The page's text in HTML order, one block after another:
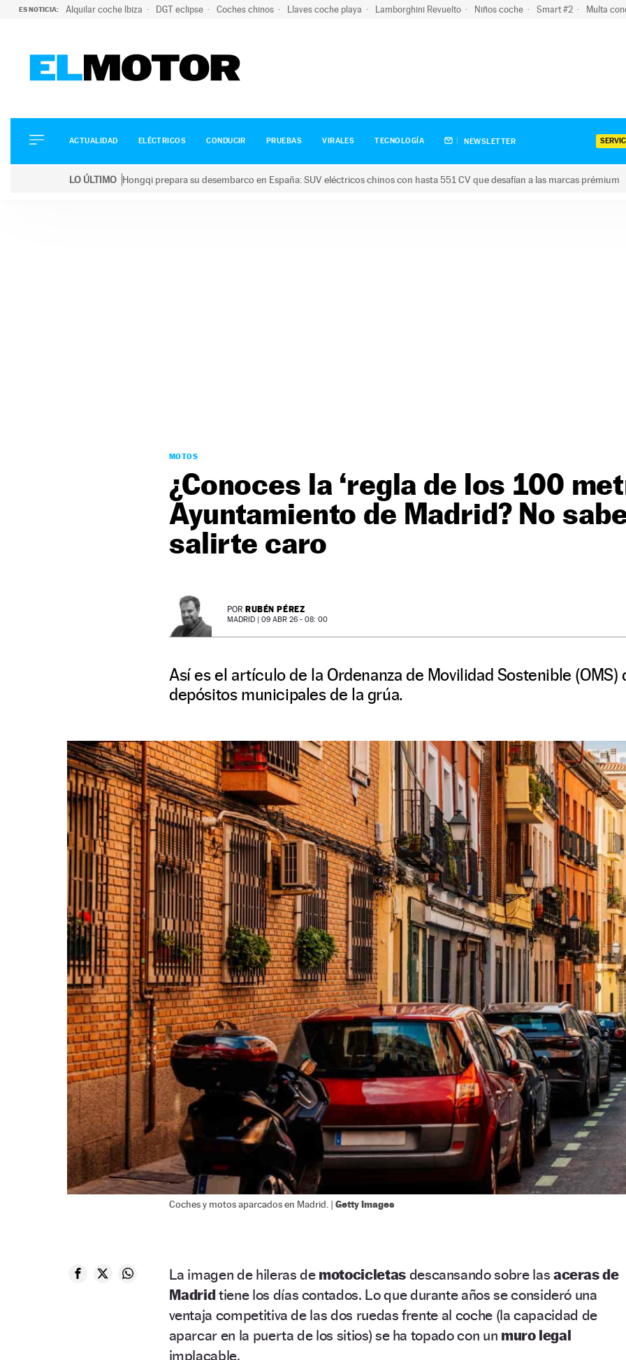
ES NOTICIA: Alquilar coche Ibiza DGT eclipse Coches chinos Llaves coche playa Lamborghini Revuelto Niños coche Smart #2 Multa
ELÉCTRICOS
CONDUCIR
ACTUALIDAD ELÉCTRICOS CONDUCIR PRUEBAS VIRALES TECNOLOGÍA NEWSLETTER
LO ÚLTIMO Hongqi prepara su desembarco en España: SUV eléctricos chinos con hasta 551 CV que desafían a las marcas prémium
MOTOS
¿Conoces la ‘regla de los 100
Ayuntamiento de Madrid? No
salirte caro
POR RUBÉN PÉREZ
MADRID | 09 ABR 26 - 08: 00
Así es el artículo de la Ordenanza de Movilidad Sostenible (OMS)
depósitos municipales de la grúa.
Coches y motos aparcados en Madrid. | Getty Images
La imagen de hileras de motocicletasdescansando sobre las aceras de
Madridtiene los días contados. Lo que durante años se consideró una
ventaja competitiva de las dos ruedas frente al coche (la capacidad de
aparcar en la puerta de los sitios) se ha topado con un muro legal
implacable.